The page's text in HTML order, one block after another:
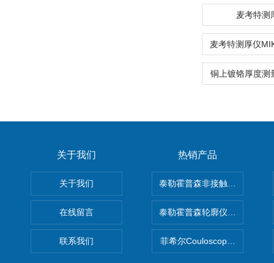
麦考特测
铜上镀铬厚度测
关于我们
关于我们
在线留言
联系我们
热销产品
泰勒霍普森非接触式轮廓仪
泰勒霍普森轮廓仪|TAYLOR
菲希尔Couloscope CMS2电